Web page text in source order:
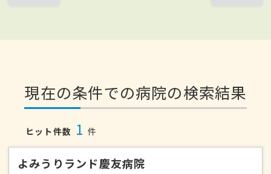
現在の条件での病院の検索結果
ヒット件数 1 件
よみうりランド慶友病院